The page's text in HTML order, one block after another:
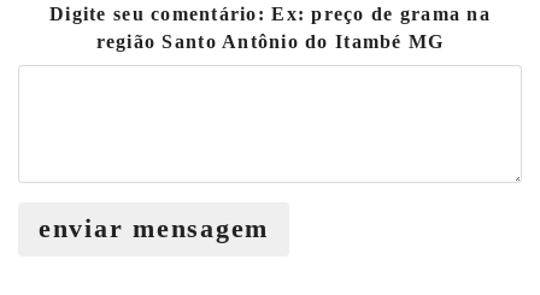
Digite seu comentário: Ex: preço de grama na
região Santo Antônio do Itambé MG
enviar mensagem